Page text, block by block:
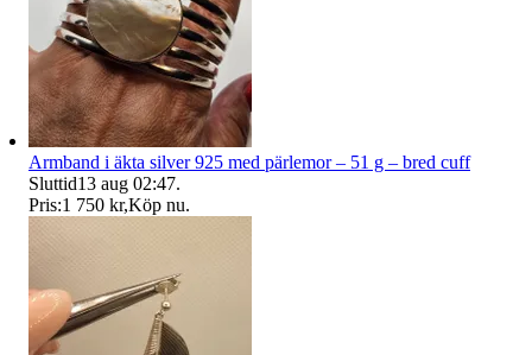
Armband i äkta silver 925 med pärlemor – 51 g – bred cuff
Sluttid13 aug 02:47.
Pris:1 750 kr,Köp nu.